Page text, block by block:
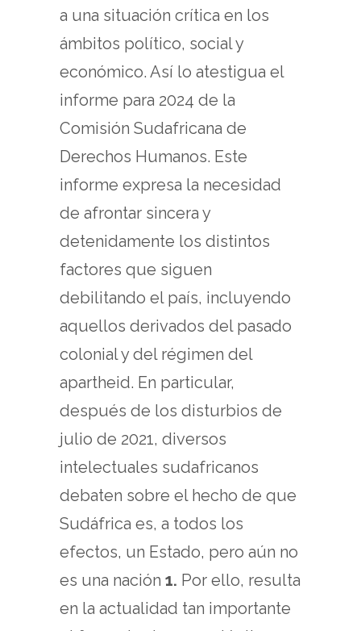
a una situación crítica en los
ámbitos político, social y
económico. Así lo atestigua el
informe para 2024 de la
Comisión Sudafricana de
Derechos Humanos. Este
informe expresa la necesidad
de afrontar sincera y
detenidamente los distintos
factores que siguen
debilitando el país, incluyendo
aquellos derivados del pasado
colonial y del régimen del
apartheid. En particular,
después de los disturbios de
julio de 2021, diversos
intelectuales sudafricanos
debaten sobre el hecho de que
Sudáfrica es, a todos los
efectos, un Estado, pero aún no
es una nación 1. Por ello, resulta
en la actualidad tan importante